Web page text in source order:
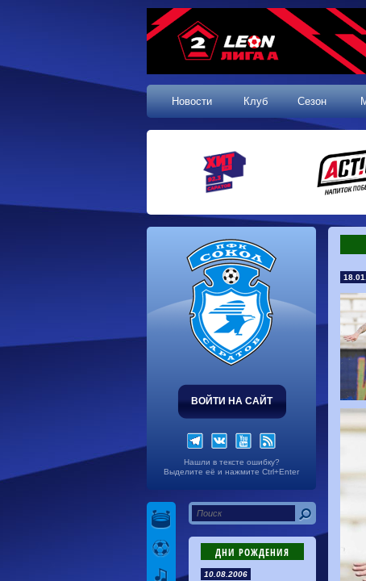
Новости Клуб Сезон
ВОЙТИ НА САЙТ
Нашли в тексте ошибку?
Выделите её и нажмите Ctrl+Enter
ДНИ РОЖДЕНИЯ
10.08.2006